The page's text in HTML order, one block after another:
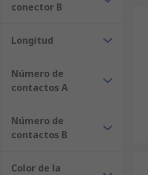
conector B
Longitud
Número de
contactos A
Número de
contactos B
Color de la